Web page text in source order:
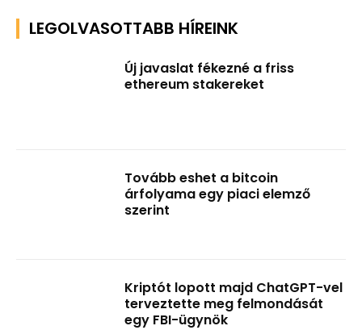
LEGOLVASOTTABB HÍREINK
Új javaslat fékezné a friss
ethereum stakereket
Tovább eshet a bitcoin
árfolyama egy piaci elemző
szerint
Kriptót lopott majd ChatGPT-vel
terveztette meg felmondását
egy FBI-ügynök